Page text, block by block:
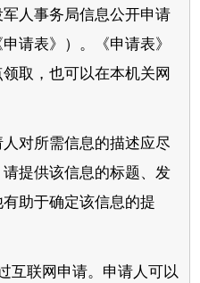
人事务局信息公开申请
请表》）。《申请表》
取，也可以在本机关网
对所需信息的描述应尽
提供该信息的标题、发
助于确定该信息的提
互联网申请。申请人可以